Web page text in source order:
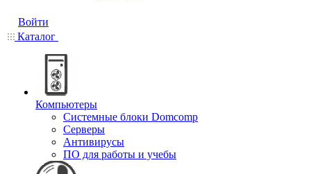
Войти
Каталог
Компьютеры
Системные блоки Domcomp
Серверы
Антивирусы
ПО для работы и учебы